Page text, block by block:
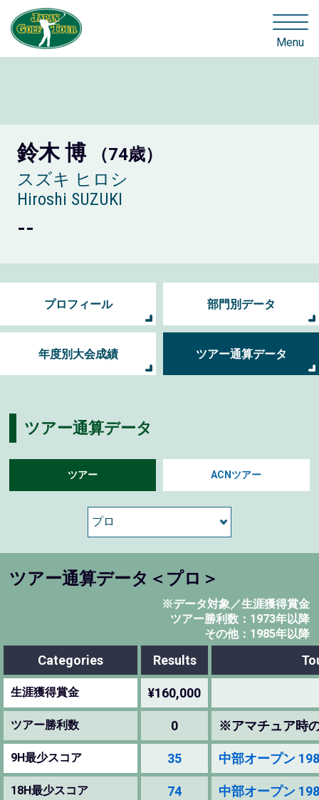
Menu
鈴木 博
（74歳）
スズキ ヒロシ
Hiroshi SUZUKI
--
プロフィール 部門別データ
年度別大会成績 ツアー通算データ
ツアー通算データ
ツアー ACNツアー
ツアー通算データ＜プロ＞
※データ対象／生涯獲得賞金
ツアー勝利数：1973年以降
その他：1985年以降
Categories Results
生涯獲得賞金 ¥160,000
ツアー勝利数 0 ※アマチュア時
9H最少スコア 35 中部オープン
18H最少スコア 74 中部オープン